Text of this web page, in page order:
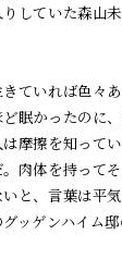
していた森山
ていれば色々
眠かったのに
摩擦を知って
肉体を持って
と、言葉は平
ッゲンハイム